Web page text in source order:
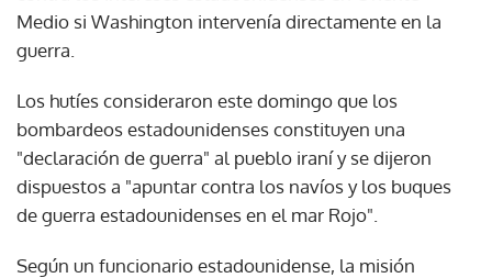
Medio si Washington intervenía directamente en la
guerra.
Los hutíes consideraron este domingo que los
bombardeos estadounidenses constituyen una
"declaración de guerra" al pueblo iraní y se dijeron
dispuestos a "apuntar contra los navíos y los buques
de guerra estadounidenses en el mar Rojo".
Según un funcionario estadounidense, la misión